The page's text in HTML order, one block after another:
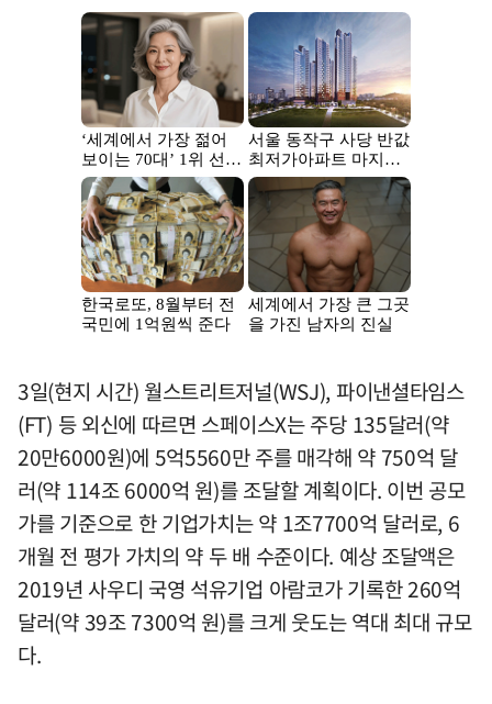
3일(현지 시간) 월스트리트저널(WSJ), 파이낸셜타임스
(FT) 등 외신에 따르면 스페이스X는 주당 135달러(약
20만6000원)에 5억5560만 주를 매각해 약 750억 달
러(약 114조 6000억 원)를 조달할 계획이다. 이번 공모
가를 기준으로 한 기업가치는 약 1조7700억 달러로, 6
개월 전 평가 가치의 약 두 배 수준이다. 예상 조달액은
2019년 사우디 국영 석유기업 아람코가 기록한 260억
달러(약 39조 7300억 원)를 크게 웃도는 역대 최대 규모
다.